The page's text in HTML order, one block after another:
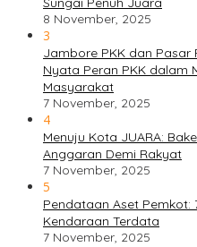
8 November, 2025
3
Jambore PKK dan Pasar
Nyata Peran PKK dalam
Masyarakat
7 November, 2025
4
Menuju Kota JUARA:
Anggaran Demi Rakyat
7 November, 2025
5
Pendataan Aset Pemkot:
Kendaraan Terdata
7 November, 2025